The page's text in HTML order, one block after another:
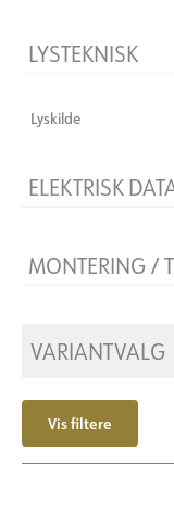
LYSTEKNISK
Lyskilde
ELEKTRISK
Spenning [V]
MONTERING /
VARIANTVALG
Vis filtere